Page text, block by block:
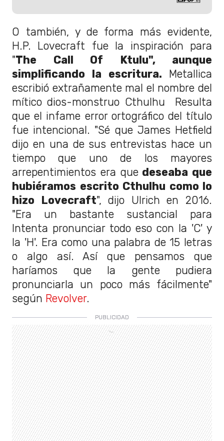
O también, y de forma más evidente,
H.P. Lovecraft fue la inspiración para
"The Call Of Ktulu", aunque
simplificando la escritura. Metallica
escribió extrañamente mal el nombre del
mítico dios-monstruo Cthulhu Resulta
que el infame error ortográfico del título
fue intencional. "Sé que James Hetfield
dijo en una de sus entrevistas hace un
tiempo que uno de los mayores
arrepentimientos era quedeseaba que
hubiéramos escrito Cthulhu como lo
hizo Lovecraft", dijo Ulrich en 2016.
"Era un bastante sustancial para
Intenta pronunciar todo eso con la 'C' y
la 'H'. Era como una palabra de 15 letras
o algo así. Así que pensamos que
haríamos que la gente pudiera
pronunciarla un poco más fácilmente"
según Revolver.